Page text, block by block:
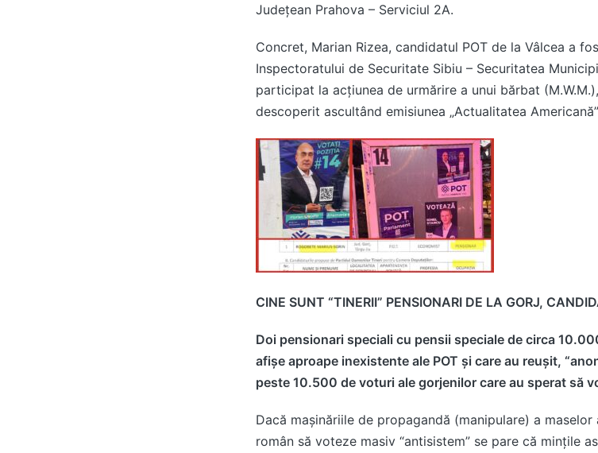
Judeţean Prahova – Serviciul 2A.
Concret, Marian Rizea, candidatul POT de la Vâlcea a
Inspectoratului de Securitate Sibiu – Securitatea
participat la acţiunea de urmărire a unui bărbat
descoperit ascultând emisiunea „Actualitatea
CINE SUNT “TINERII” PENSIONARI DE LA GORJ,
Doi pensionari speciali cu pensii speciale de circa
afișe aproape inexistente ale POT și care au reușit,
peste 10.500 de voturi ale gorjenilor care au sperat să
Dacă mașinăriile de propagandă (manipulare) a
român să voteze masiv “antisistem” se pare că mințile